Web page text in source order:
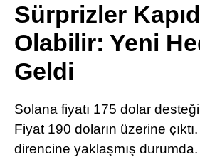
Sürprizler
Olabilir: Yeni
Geldi
Solana fiyatı 175 dolar
Fiyat 190 doların üzerine
direncine yaklaşmış